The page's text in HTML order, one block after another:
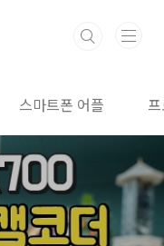
스마트폰 어플